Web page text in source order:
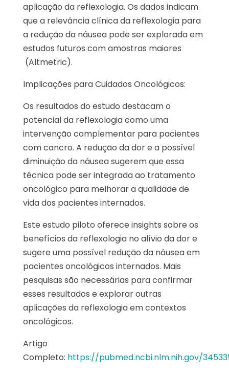
aplicação da reflexologia. Os dados indicam
que a relevância clínica da reflexologia para
a redução da náusea pode ser explorada em
estudos futuros com amostras maiores​
(Altmetric)​.
Implicações para Cuidados Oncológicos:
Os resultados do estudo destacam o
potencial da reflexologia como uma
intervenção complementar para pacientes
com cancro. A redução da dor e a possível
diminuição da náusea sugerem que essa
técnica pode ser integrada ao tratamento
oncológico para melhorar a qualidade de
vida dos pacientes internados.
Este estudo piloto oferece insights sobre os
benefícios da reflexologia no alívio da dor e
sugere uma possível redução da náusea em
pacientes oncológicos internados. Mais
pesquisas são necessárias para confirmar
esses resultados e explorar outras
aplicações da reflexologia em contextos
oncológicos​.
Artigo
Completo: https://pubmed.ncbi.nlm.nih.gov/